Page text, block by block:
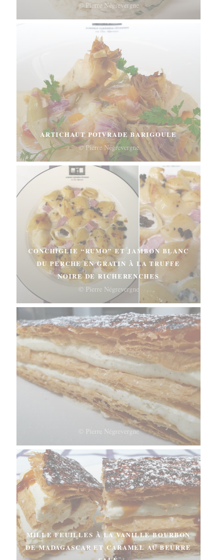
© Pierre Négrevergne
ARTICHAUT POIVRADE BARIGOULE
© Pierre Négrevergne
CONCHIGLIE “RUMO” ET JAMBON BLANC
DU PERCHE EN GRATIN À LA TRUFFE
NOIRE DE RICHERENCHES
© Pierre Négrevergne
© Pierre Négrevergne
MILLE FEUILLES À LA VANILLE BOURBON
DE MADAGASCAR ET CARAMEL AU BEURRE